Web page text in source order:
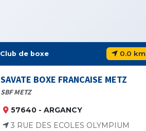
Club de boxe 0.0 km
SAVATE BOXE FRANCAISE METZ
SBF METZ
57640 - ARGANCY
3 RUE DES ECOLES OLYMPIUM